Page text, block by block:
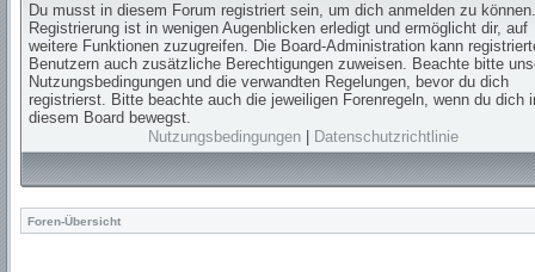
Du musst in diesem Forum registriert sein, um dich anmelden zu
Registrierung ist in wenigen Augenblicken erledigt und ermöglicht dir, auf
weitere Funktionen zuzugreifen. Die Board-Administration kann
Benutzern auch zusätzliche Berechtigungen zuweisen. Beachte bitte
Nutzungsbedingungen und die verwandten Regelungen, bevor du dich
registrierst. Bitte beachte auch die jeweiligen Forenregeln, wenn du dich
diesem Board bewegst.
Nutzungsbedingungen
Datenschutzrichtlinie
Foren-Übersicht